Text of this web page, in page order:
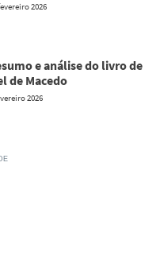
2026
e análise do livro de
de Macedo
2026